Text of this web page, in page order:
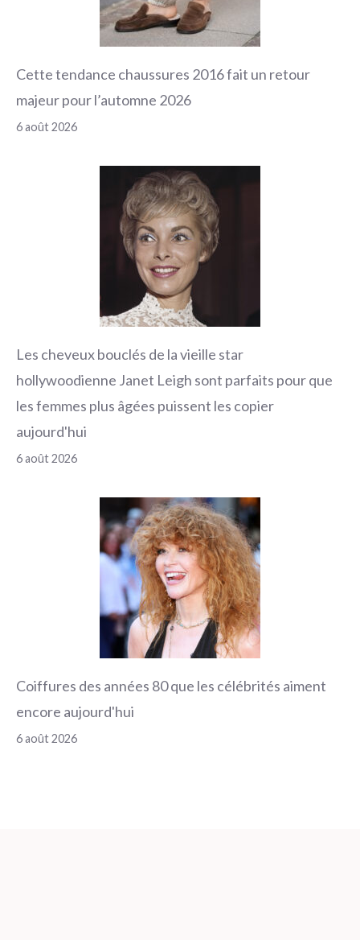
Cette tendance chaussures 2016 fait un retour
majeur pour l’automne 2026
6 août 2026
Les cheveux bouclés de la vieille star
hollywoodienne Janet Leigh sont parfaits pour que
les femmes plus âgées puissent les copier
aujourd'hui
6 août 2026
Coiffures des années 80 que les célébrités aiment
encore aujourd'hui
6 août 2026